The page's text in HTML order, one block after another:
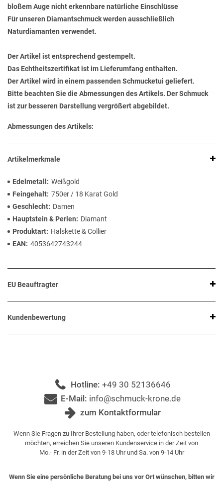
bloßem Auge nicht erkennbare natürliche Einschlüsse
Für unseren Diamantschmuck werden ausschließlich
Naturdiamanten verwendet.
Der Artikel ist entsprechend gestempelt.
Das Echtheitszertifikat ist im Lieferumfang enthalten.
Der Artikel wird in einem passenden Schmucketui geliefert.
Bitte beachten Sie die Abmessungen des Artikels. Der Schmuck
ist zur besseren Darstellung vergrößert abgebildet.
Abmessungen des Artikels:
Artikelmerkmale
Edelmetall
Weißgold
Feingehalt 750er / 18 Karat Gold
Geschlecht
Damen
Hauptstein & Perlen
Diamant
Produktart
Halskette & Collier
EAN
4053642743244
EU Beauftragter
Kundenbewertung
Hotline: +49 30 52136646
E-Mail: info@schmuck-krone.de
zum Kontaktformular
Wenn Sie Fragen zu Ihrer Bestellung haben, oder telefonisch bestellen
möchten, erreichen Sie unseren Kundenservice in der Zeit von
Mo.- Fr. in der Zeit von 9-18 Uhr und Sa. von 9-14 Uhr
Wenn Sie eine persönliche Beratung bei uns vor Ort wünschen, bitten wir